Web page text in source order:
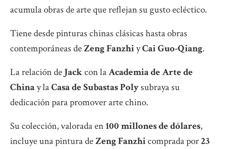
acumula obras de arte que reflejan su gusto ecléctico.
Tiene desde pinturas chinas clásicas hasta obras
contemporáneas deZeng FanzhiyCai Guo-Qiang.
La relación de Jackcon laAcademia de Arte de
Chinay laCasa de Subastas Polysubraya su
dedicación para promover arte chino.
Su colección, valorada en 100 millones de dólares,
incluye una pintura deZeng Fanzhicomprada por23